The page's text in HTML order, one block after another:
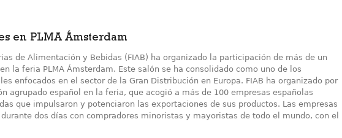
en PLMA Ámsterdam
de Alimentación y Bebidas (FIAB) ha organizado la participación de más de un
la feria PLMA Ámsterdam. Este salón se ha consolidado como uno de los
enfocados en el sector de la Gran Distribución en Europa. FIAB ha organizado por
agrupado español en la feria, que acogió a más de 100 empresas españolas
que impulsaron y potenciaron las exportaciones de sus productos. Las empresas
dos días con compradores minoristas y mayoristas de todo el mundo, con el